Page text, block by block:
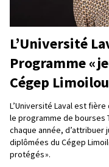
L’Université
Programme «
Cégep Limoilou
L’Université Laval est
le programme de bourses
chaque année, d’attribuer
diplômées du Cégep
protégés ».